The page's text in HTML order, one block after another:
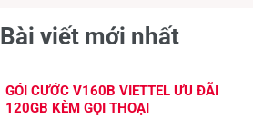
Bài viết mới nhất
GÓI CƯỚC V160B VIETTEL ƯU ĐÃI
120GB KÈM GỌI THOẠI